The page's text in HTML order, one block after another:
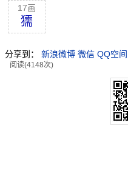
17画
獳
分享到： 新浪微博 微信 QQ空间
阅读(4148次)